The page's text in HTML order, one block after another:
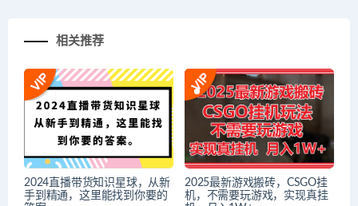
相关推荐
2024直播带货知识星球，从新
手到精通，这里能找到你要的
2025最新游戏搬砖，CSGO挂
机，不需要玩游戏，实现真挂